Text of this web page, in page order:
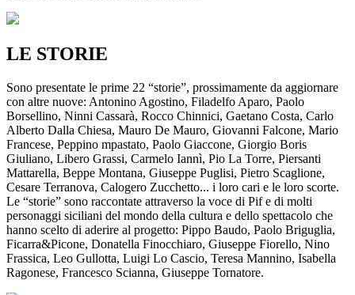
LE STORIE
Sono presentate le prime 22 “storie”, prossimamente da aggiornare
con altre nuove: Antonino Agostino, Filadelfo Aparo, Paolo
Borsellino, Ninni Cassarà, Rocco Chinnici, Gaetano Costa, Carlo
Alberto Dalla Chiesa, Mauro De Mauro, Giovanni Falcone, Mario
Francese, Peppino mpastato, Paolo Giaccone, Giorgio Boris
Giuliano, Libero Grassi, Carmelo Iannì, Pio La Torre, Piersanti
Mattarella, Beppe Montana, Giuseppe Puglisi, Pietro Scaglione,
Cesare Terranova, Calogero Zucchetto... i loro cari e le loro scorte.
Le “storie” sono raccontate attraverso la voce di Pif e di molti
personaggi siciliani del mondo della cultura e dello spettacolo che
hanno scelto di aderire al progetto: Pippo Baudo, Paolo Briguglia,
Ficarra&Picone, Donatella Finocchiaro, Giuseppe Fiorello, Nino
Frassica, Leo Gullotta, Luigi Lo Cascio, Teresa Mannino, Isabella
Ragonese, Francesco Scianna, Giuseppe Tornatore.